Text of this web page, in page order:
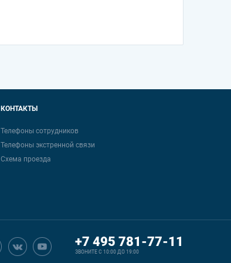
КОНТАКТЫ
Телефоны сотрудников
Телефоны экстренной связи
Схема проезда
+7 495 781-77-11
ЗВОНИТЕ С 10:00 ДО 19:00